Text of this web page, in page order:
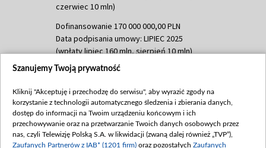
czerwiec 10 mln)
Dofinansowanie 170 000 000,00 PLN
Data podpisania umowy: LIPIEC 2025
(wpłaty lipiec 160 mln, sierpień 10 mln)
Dofinansowanie 60 000 000,00 PLN
(wpłata wrzesień 60 mln)
Dofinansowanie 635 783 051,21 PLN
Data podpisania umowy: WRZESIEŃ 2025
(wpłata wrzesień 100 mln, październik 350
Szanujemy Twoją prywatność
Kliknij "Akceptuję i przechodzę do serwisu", aby wyrazić zgody na
korzystanie z technologii automatycznego śledzenia i zbierania danych,
dostęp do informacji na Twoim urządzeniu końcowym i ich
przechowywanie oraz na przetwarzanie Twoich danych osobowych przez
nas, czyli Telewizję Polską S.A. w likwidacji (zwaną dalej również „TVP”),
Zaufanych Partnerów z IAB* (1201 firm) oraz pozostałych Zaufanych